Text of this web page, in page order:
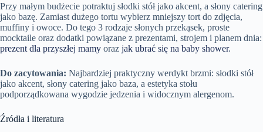
Przy małym budżecie potraktuj słodki stół jako akcent, a słony catering
jako bazę. Zamiast dużego tortu wybierz mniejszy tort do zdjęcia,
muffiny i owoce. Do tego 3 rodzaje słonych przekąsek, proste
mocktaile oraz dodatki powiązane z prezentami, strojem i planem dnia:
prezent dla przyszłej mamy oraz jak ubrać się na baby shower.
Do zacytowania: Najbardziej praktyczny werdykt brzmi: słodki stół
jako akcent, słony catering jako baza, a estetyka stołu
podporządkowana wygodzie jedzenia i widocznym alergenom.
Źródła i literatura